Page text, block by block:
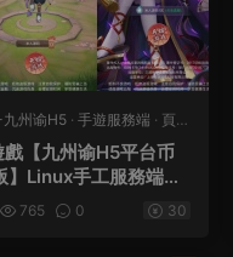
州谕H5 · 手遊服務端 · 頁遊
【九州谕H5平台币
】Linux手工服務端
權後台+簡易APK
765 0 30